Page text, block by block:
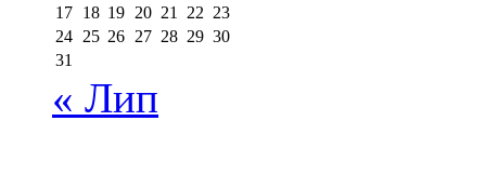
17 18 19 20 21 22 23
24 25 26 27 28 29 30
31
« Лип